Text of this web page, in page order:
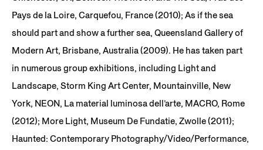
Pays de la Loire, Carquefou, France (2010); As if the sea
should part and show a further sea, Queensland Gallery of
Modern Art, Brisbane, Australia (2009). He has taken part
in numerous group exhibitions, including Light and
Landscape, Storm King Art Center, Mountainville, New
York, NEON, La material luminosa dell’arte, MACRO, Rome
(2012); More Light, Museum De Fundatie, Zwolle (2011);
Haunted: Contemporary Photography/Video/Performance,